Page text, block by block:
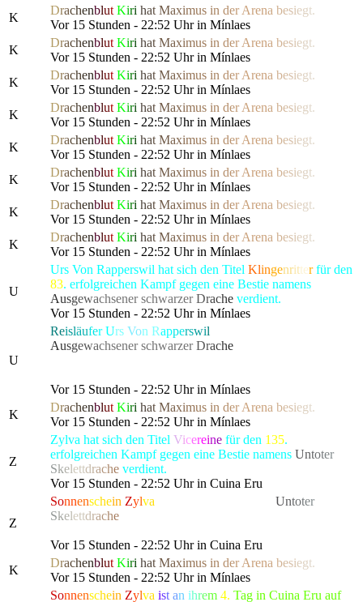
K
Drachenblut Kiri hat Maximus in derArena besiegt.
Vor 15 Stunden - 22:52 Uhr in Mínlaes
K
Drachenblut Kiri hat Maximus in derArena besiegt.
Vor 15 Stunden - 22:52 Uhr in Mínlaes
K
Drachenblut Kiri hat Maximus in derArena besiegt.
Vor 15 Stunden - 22:52 Uhr in Mínlaes
K
Drachenblut Kiri hat Maximus in derArena besiegt.
Vor 15 Stunden - 22:52 Uhr in Mínlaes
K
Drachenblut Kiri hat Maximus in derArena besiegt.
Vor 15 Stunden - 22:52 Uhr in Mínlaes
K
Drachenblut Kiri hat Maximus in derArena besiegt.
Vor 15 Stunden - 22:52 Uhr in Mínlaes
K
Drachenblut Kiri hat Maximus in derArena besiegt.
Vor 15 Stunden - 22:52 Uhr in Mínlaes
K
Drachenblut Kiri hat Maximus in derArena besiegt.
Vor 15 Stunden - 22:52 Uhr in Mínlaes
U
Urs Von Rapperswil hat sich den Titel Klingenritterfür den
83. erfolgreichen Kampf gegen eine Bestie namens
Ausgewachsener schwarzer Drache verdient.
Vor 15 Stunden - 22:52 Uhr in Mínlaes
U
ReisläuferUrs Von Rapperswil
Ausgewachsener schwarzer Drache
Vor 15 Stunden - 22:52 Uhr in Mínlaes
K
Drachenblut Kiri hat Maximus in derArena besiegt.
Vor 15 Stunden - 22:52 Uhr in Mínlaes
Z
Zylva hat sich den Titel Vicereine für den 135.
erfolgreichen Kampf gegen eine Bestie namens Untoter
Skelettdrache verdient.
Vor 15 Stunden - 22:52 Uhr in Cuina Eru
Z
Sonnenschein Zylva Untoter
Skelettdrache
Vor 15 Stunden - 22:52 Uhr in Cuina Eru
K
Drachenblut Kiri hat Maximus in derArena besiegt.
Vor 15 Stunden - 22:52 Uhr in Mínlaes
Sonnenschein Zylva ist an ihrem 4. Tag in Cuina Eru auf